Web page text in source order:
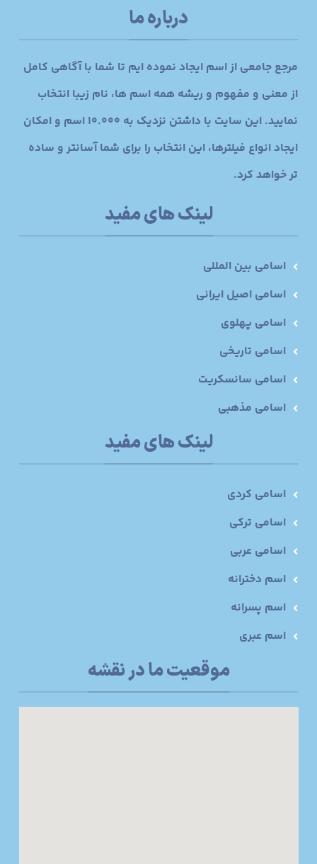
درباره ما
مرجع جامعی از اسم ایجاد نموده ایم تا شما با آگاهی کامل
از معنی و مفهوم و ریشه همه اسم ها، نام زیبا انتخاب
نمایید. این سایت با داشتن نزدیک به 10.000 اسم و امکان
ایجاد انواع فیلترها، این انتخاب را برای شما آسانتر و ساده
تر خواهد کرد.
لینک های مفید
اسامی بین المللی
اسامی اصیل ایرانی
اسامی پهلوی
اسامی تاریخی
اسامی سانسکریت
اسامی مذهبی
لینک های مفید
اسامی کردی
اسامی ترکی
اسامی عربی
اسم دخترانه
اسم پسرانه
اسم عبری
موقعیت ما در نقشه